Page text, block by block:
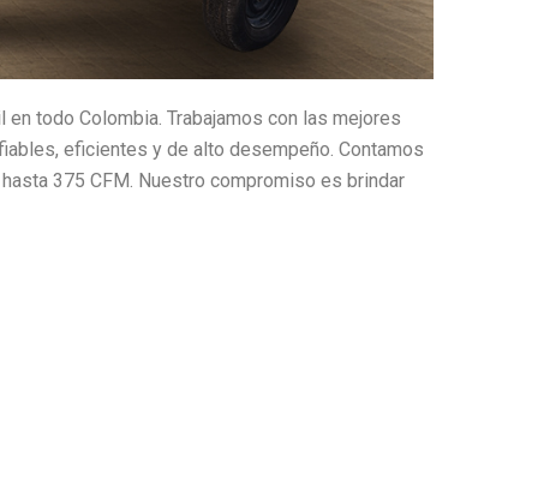
todo Colombia. Trabajamos con las mejores
eficientes y de alto desempeño. Contamos
375 CFM. Nuestro compromiso es brindar